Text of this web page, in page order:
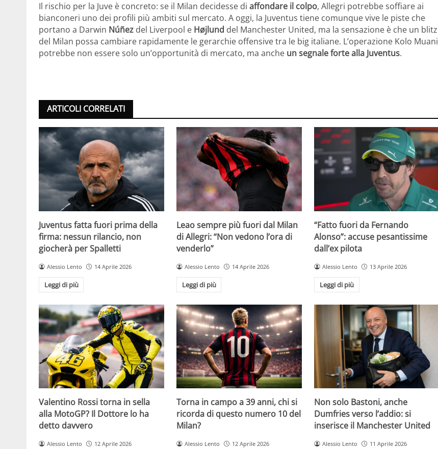
Il rischio per la Juve è concreto: se il Milan decidesse di affondare il colpo, Allegri potrebbe soffiare ai
bianconeri uno dei profili più ambiti sul mercato. A oggi, la Juventus tiene comunque vive le piste che
portano a Darwin Núñez del Liverpool e Højlund del Manchester United, ma la sensazione è che un blitz
del Milan possa cambiare rapidamente le gerarchie offensive tra le big italiane. L’operazione Kolo Muani
potrebbe non essere solo un’opportunità di mercato, ma anche un segnale forte alla Juventus.
ARTICOLI CORRELATI
Juventus fatta fuori prima della
firma: nessun rilancio, non
giocherà per Spalletti
Alessio Lento 14 Aprile 2026
Leggi di più
Leao sempre più fuori dal Milan
di Allegri: “Non vedono l’ora di
venderlo”
Alessio Lento 14 Aprile 2026
Leggi di più
“Fatto fuori da Fernando
Alonso”: accuse pesantissime
dall’ex pilota
Alessio Lento 13 Aprile 2026
Leggi di più
Valentino Rossi torna in sella
alla MotoGP? Il Dottore lo ha
detto davvero
Alessio Lento 12 Aprile 2026
Torna in campo a 39 anni, chi si
ricorda di questo numero 10 del
Milan?
Alessio Lento 12 Aprile 2026
Non solo Bastoni, anche
Dumfries verso l’addio: si
inserisce il Manchester United
Alessio Lento 11 Aprile 2026